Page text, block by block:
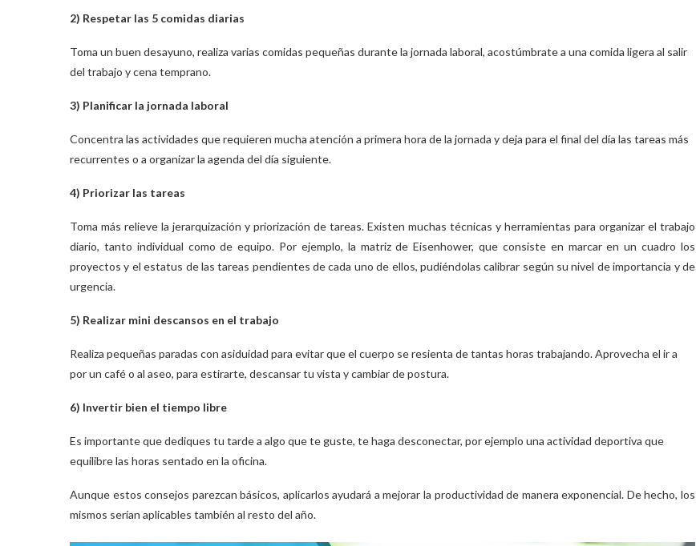
2) Respetar las 5 comidas diarias
Toma un buen desayuno, realiza varias comidas pequeñas durante la jornada laboral, acostúmbrate a una comida ligera al salir
del trabajo y cena temprano.
3) Planificar la jornada laboral
Concentra las actividades que requieren mucha atención a primera hora de la jornada y deja para el final del día las tareas más
recurrentes o a organizar la agenda del día siguiente.
4) Priorizar las tareas
Toma más relieve la jerarquización y priorización de tareas. Existen muchas técnicas y herramientas para organizar el trabajo
diario, tanto individual como de equipo. Por ejemplo, la matriz de Eisenhower, que consiste en marcar en un cuadro los
proyectos y el estatus de las tareas pendientes de cada uno de ellos, pudiéndolas calibrar según su nivel de importancia y de
urgencia.
5) Realizar mini descansos en el trabajo
Realiza pequeñas paradas con asiduidad para evitar que el cuerpo se resienta de tantas horas trabajando. Aprovecha el ir a
por un café o al aseo, para estirarte, descansar tu vista y cambiar de postura.
6) Invertir bien el tiempo libre
Es importante que dediques tu tarde a algo que te guste, te haga desconectar, por ejemplo una actividad deportiva que
equilibre las horas sentado en la oficina.
Aunque estos consejos parezcan básicos, aplicarlos ayudará a mejorar la productividad de manera exponencial. De hecho, los
mismos serían aplicables también al resto del año.